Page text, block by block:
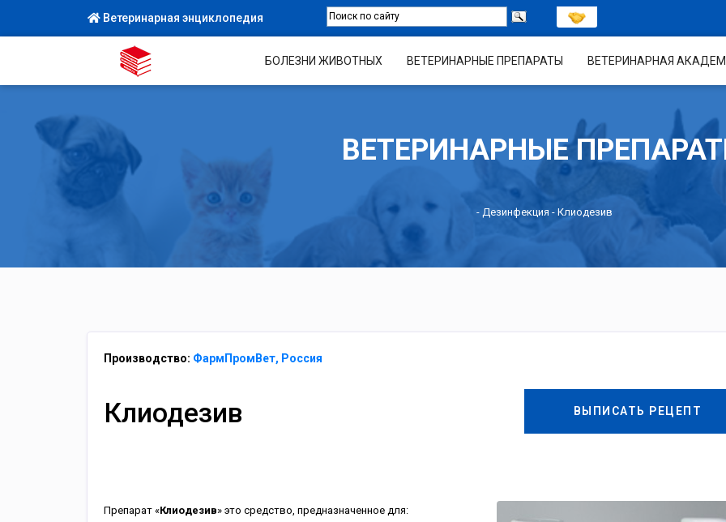
Ветеринарная энциклопедия
БОЛЕЗНИ ЖИВОТНЫХ ВЕТЕРИНАРНЫЕ ПРЕПАРАТЫ ВЕТЕРИНАРНАЯ
ВЕТЕРИНАРНЫЕ
- Дезинфекция - Клиодезив
Производство: ФармПромВет, Россия
ВЫПИСАТЬ РЕЦЕПТ
Клиодезив
Препарат «Клиодезив» это средство, предназначенное для: